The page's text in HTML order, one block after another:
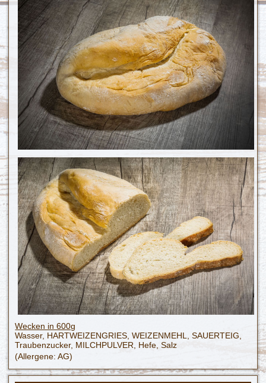
Wecken in 600g
Wasser, HARTWEIZENGRIES, WEIZENMEHL, SAUERTEIG,
Traubenzucker, MILCHPULVER, Hefe, Salz
(Allergene: AG)